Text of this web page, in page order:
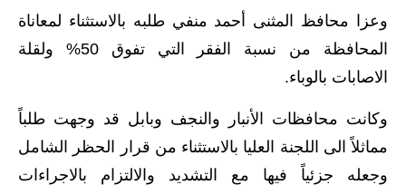
المرحلة الاعدادية
اسئلة وزارية
المرحلة المتوسطة
المرحلة الاعدادية
وعزا محافظ المثنى أحمد منفي طلبه بالاستثناء لمعاناة
المحافظة من نسبة الفقر التي تفوق 50% ولقلة
الاصابات بالوباء.
وكانت محافظات الأنبار والنجف وبابل قد وجهت طلباً
مماثلاً الى اللجنة العليا بالاستثناء من قرار الحظر الشامل
وجعله جزئياً فيها مع التشديد والالتزام بالاجراءات